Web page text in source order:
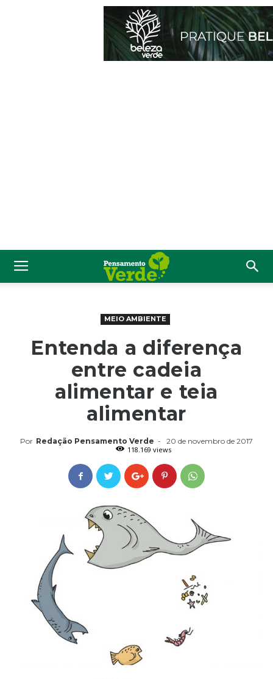
MEIO AMBIENTE
Entenda a diferença
entre cadeia
alimentar e teia
alimentar
Por Redação Pensamento Verde -
20 de novembro de 2017
118.169 views